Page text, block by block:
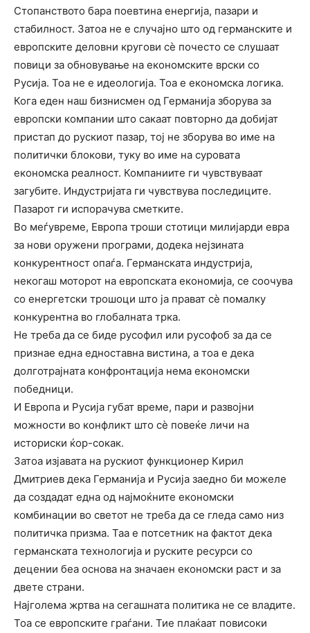
Стопанството бара поевтина енергија, пазари и
стабилност. Затоа не е случајно што од германските и
европските деловни кругови сè почесто се слушаат
повици за обновување на економските врски со
Русија. Тоа не е идеологија. Тоа е економска логика.
Кога еден наш бизнисмен од Германија зборува за
европски компании што сакаат повторно да добијат
пристап до рускиот пазар, тој не зборува во име на
политички блокови, туку во име на суровата
економска реалност. Компаниите ги чувствуваат
загубите. Индустријата ги чувствува последиците.
Пазарот ги испорачува сметките.
Во меѓувреме, Европа троши стотици милијарди евра
за нови оружени програми, додека нејзината
конкурентност опаѓа. Германската индустрија,
некогаш моторот на европската економија, се соочува
со енергетски трошоци што ја прават сè помалку
конкурентна во глобалната трка.
Не треба да се биде русофил или русофоб за да се
признае една едноставна вистина, а тоа е дека
долготрајната конфронтација нема економски
победници.
И Европа и Русија губат време, пари и развојни
можности во конфликт што сè повеќе личи на
историски ќор-сокак.
Затоа изјавата на рускиот функционер Кирил
Дмитриев дека Германија и Русија заедно би можеле
да создадат една од најмоќните економски
комбинации во светот не треба да се гледа само низ
политичка призма. Таа е потсетник на фактот дека
германската технологија и руските ресурси со
децении беа основа на значаен економски раст и за
двете страни.
Најголема жртва на сегашната политика не се владите.
Тоа се европските граѓани. Тие плаќаат повисоки